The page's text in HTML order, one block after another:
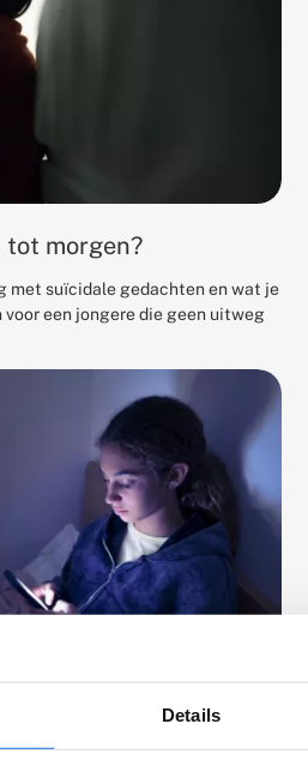
Details
tot morgen?
met suïcidale gedachten en wat je
een jongere die geen uitweg